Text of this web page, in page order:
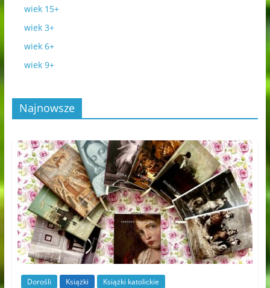
wiek 15+
wiek 3+
wiek 6+
wiek 9+
Najnowsze
Dorośli Książki Książki katolickie